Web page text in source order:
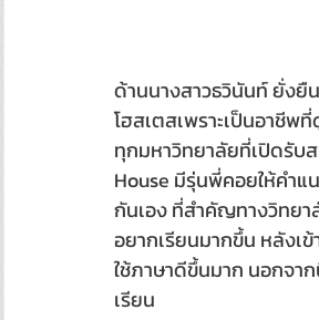
ด้านนางสาวธวินันท์ ยั่งยื
โฮสเตสเพราะเป็นอาชีพ
ทุกมหาวิทยาลัยที่เปิดรับส
House มีรุ่นพี่คอยให้คำแ
กันเอง ที่สำคัญทางวิทยา
อยากเรียนมากขึ้น หลังเ
ใช้ภาษาดีขึ้นมาก นอกจา
เรียน